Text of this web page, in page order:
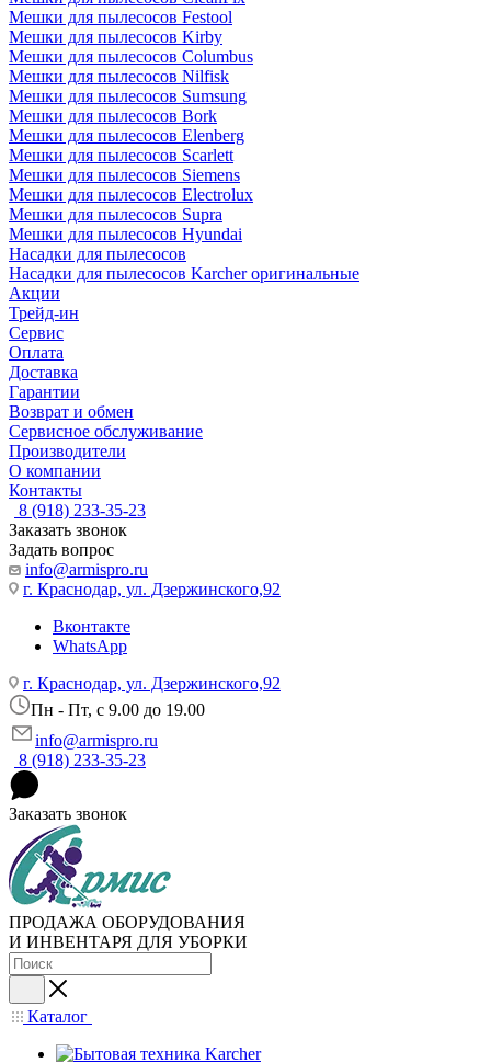
Мешки для пылесосов Festool
Мешки для пылесосов Kirby
Мешки для пылесосов Columbus
Мешки для пылесосов Nilfisk
Мешки для пылесосов Sumsung
Мешки для пылесосов Bork
Мешки для пылесосов Elenberg
Мешки для пылесосов Scarlett
Мешки для пылесосов Siemens
Мешки для пылесосов Electrolux
Мешки для пылесосов Supra
Мешки для пылесосов Hyundai
Насадки для пылесосов
Насадки для пылесосов Karcher оригинальные
Акции
Трейд-ин
Сервис
Оплата
Доставка
Гарантии
Возврат и обмен
Сервисное обслуживание
Производители
О компании
Контакты
8 (918) 233-35-23
Заказать звонок
Задать вопрос
info@armispro.ru
г. Краснодар, ул. Дзержинского,92
Вконтакте
WhatsApp
г. Краснодар, ул. Дзержинского,92
Пн - Пт, c 9.00 до 19.00
info@armispro.ru
8 (918) 233-35-23
Заказать звонок
ПРОДАЖА ОБОРУДОВАНИЯ
И ИНВЕНТАРЯ ДЛЯ УБОРКИ
Каталог